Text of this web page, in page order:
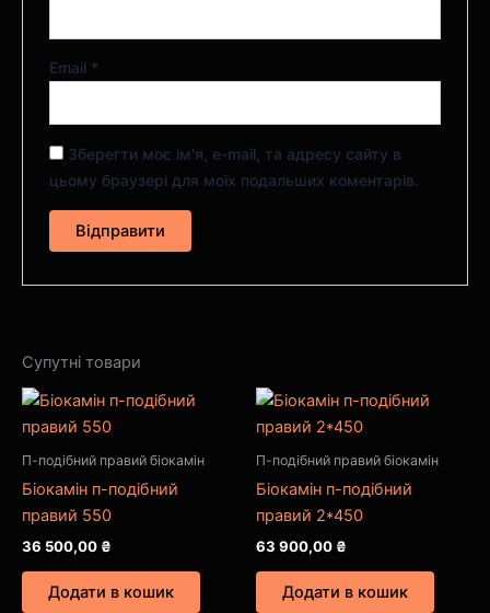
Email *
Зберегти моє ім'я, e-mail, та адресу сайту в
цьому браузері для моїх подальших коментарів.
Супутні товари
П-подібний правий біокамін
Біокамін п-подібний
правий 550
36 500,00 ₴
Додати в кошик
П-подібний правий біокамін
Біокамін п-подібний
правий 2*450
63 900,00 ₴
Додати в кошик